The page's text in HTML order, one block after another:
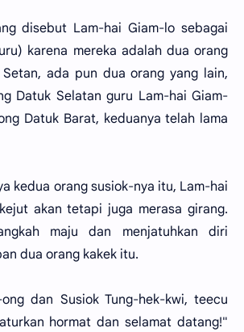
disebut Lam-hai Giam-lo sebagai
karena mereka adalah dua orang
ada pun dua orang yang lain,
Datuk Selatan guru Lam-hai Giam-
Datuk Barat, keduanya telah lama
kedua orang susiok-nya itu, Lam-hai
akan tetapi juga merasa girang.
maju dan menjatuhkan diri
dua orang kakek itu.
dan Susiok Tung-hek-kwi, teecu
hormat dan selamat datang!"